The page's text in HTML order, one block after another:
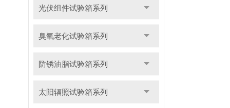
光伏组件试验箱系列
臭氧老化试验箱系列
防锈油脂试验箱系列
太阳辐照试验箱系列